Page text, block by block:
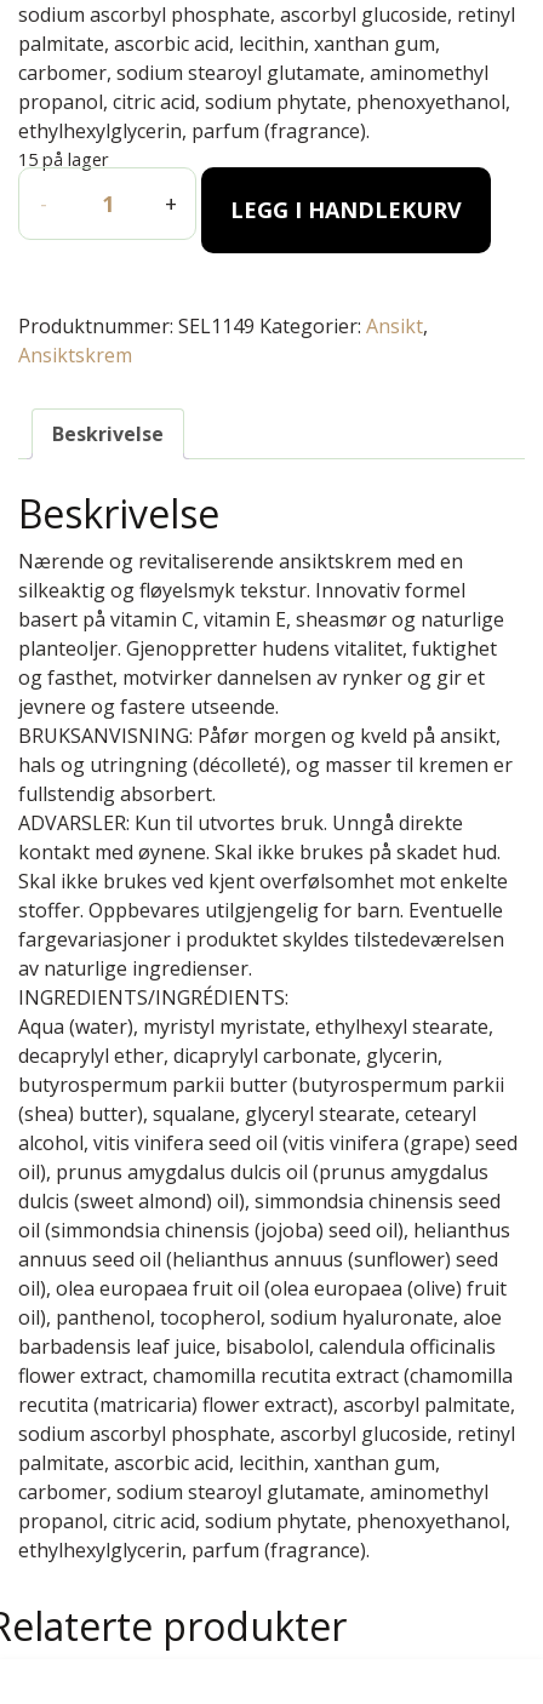
sodium ascorbyl phosphate, ascorbyl glucoside, retinyl
palmitate, ascorbic acid, lecithin, xanthan gum,
carbomer, sodium stearoyl glutamate, aminomethyl
propanol, citric acid, sodium phytate, phenoxyethanol,
ethylhexylglycerin, parfum (fragrance).
15 på lager
INFINITY Redensifying cream - 50ml antall
- + LEGG I HANDLEKURV
Produktnummer: SEL1149 Kategorier: Ansikt,
Ansiktskrem
Beskrivelse
Beskrivelse
Nærende og revitaliserende ansiktskrem med en
silkeaktig og fløyelsmyk tekstur. Innovativ formel
basert på vitamin C, vitamin E, sheasmør og naturlige
planteoljer. Gjenoppretter hudens vitalitet, fuktighet
og fasthet, motvirker dannelsen av rynker og gir et
jevnere og fastere utseende.
BRUKSANVISNING: Påfør morgen og kveld på ansikt,
hals og utringning (décolleté), og masser til kremen er
fullstendig absorbert.
ADVARSLER: Kun til utvortes bruk. Unngå direkte
kontakt med øynene. Skal ikke brukes på skadet hud.
Skal ikke brukes ved kjent overfølsomhet mot enkelte
stoffer. Oppbevares utilgjengelig for barn. Eventuelle
fargevariasjoner i produktet skyldes tilstedeværelsen
av naturlige ingredienser.
INGREDIENTS/INGRÉDIENTS:
Aqua (water), myristyl myristate, ethylhexyl stearate,
decaprylyl ether, dicaprylyl carbonate, glycerin,
butyrospermum parkii butter (butyrospermum parkii
(shea) butter), squalane, glyceryl stearate, cetearyl
alcohol, vitis vinifera seed oil (vitis vinifera (grape) seed
oil), prunus amygdalus dulcis oil (prunus amygdalus
dulcis (sweet almond) oil), simmondsia chinensis seed
oil (simmondsia chinensis (jojoba) seed oil), helianthus
annuus seed oil (helianthus annuus (sunflower) seed
oil), olea europaea fruit oil (olea europaea (olive) fruit
oil), panthenol, tocopherol, sodium hyaluronate, aloe
barbadensis leaf juice, bisabolol, calendula officinalis
flower extract, chamomilla recutita extract (chamomilla
recutita (matricaria) flower extract), ascorbyl palmitate,
sodium ascorbyl phosphate, ascorbyl glucoside, retinyl
palmitate, ascorbic acid, lecithin, xanthan gum,
carbomer, sodium stearoyl glutamate, aminomethyl
propanol, citric acid, sodium phytate, phenoxyethanol,
ethylhexylglycerin, parfum (fragrance).
produkter